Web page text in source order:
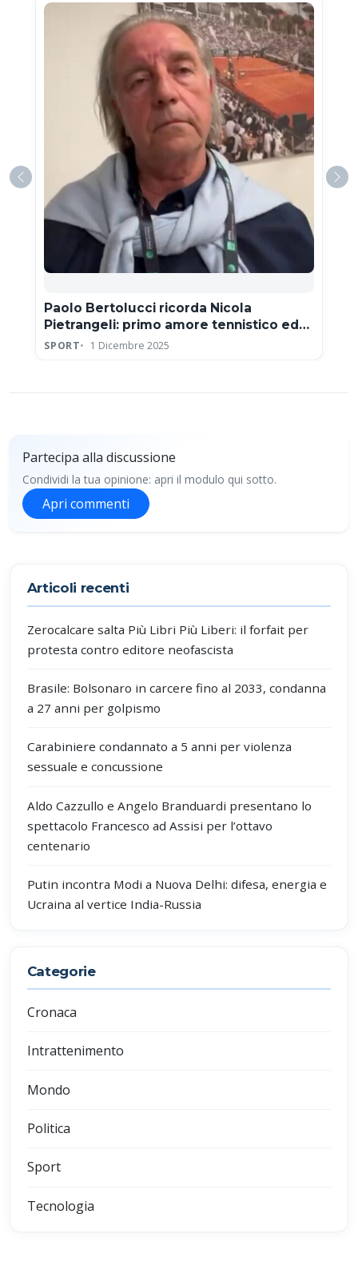
Paolo Bertolucci ricorda Nicola
Pietrangeli: primo amore tennistico ed
eroe della Coppa Davis
SPORT 1 Dicembre 2025
Partecipa alla discussione
Condividi la tua opinione: apri il modulo qui sotto.
Apri commenti
Articoli recenti
Zerocalcare salta Più Libri Più Liberi: il forfait per
protesta contro editore neofascista
Brasile: Bolsonaro in carcere fino al 2033, condanna
a 27 anni per golpismo
Carabiniere condannato a 5 anni per violenza
sessuale e concussione
Aldo Cazzullo e Angelo Branduardi presentano lo
spettacolo Francesco ad Assisi per l’ottavo
centenario
Putin incontra Modi a Nuova Delhi: difesa, energia e
Ucraina al vertice India-Russia
Categorie
Cronaca
Intrattenimento
Mondo
Politica
Sport
Tecnologia